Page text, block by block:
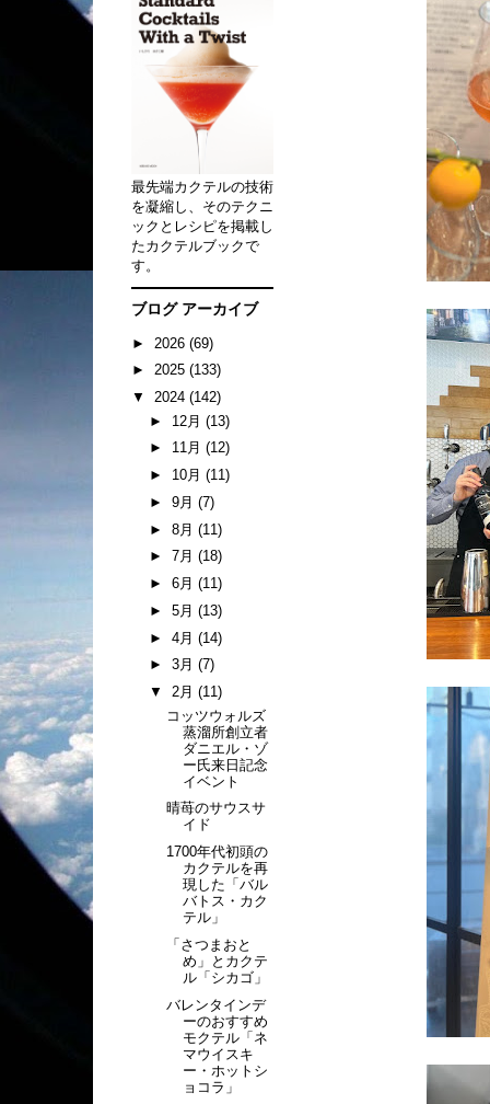
最先端カクテルの技術
を凝縮し、そのテクニ
ックとレシピを掲載し
たカクテルブックで
す。
ブログ アーカイブ
► 2026 (69)
► 2025 (133)
▼ 2024 (142)
► 12月 (13)
► 11月 (12)
► 10月 (11)
► 9月 (7)
► 8月 (11)
► 7月 (18)
► 6月 (11)
► 5月 (13)
► 4月 (14)
► 3月 (7)
▼ 2月 (11)
コッツウォルズ
蒸溜所創立者
ダニエル・ゾ
ー氏来日記念
イベント
晴苺のサウスサ
イド
1700年代初頭の
カクテルを再
現した「バル
バトス・カク
テル」
「さつまおと
め」とカクテ
ル「シカゴ」
バレンタインデ
ーのおすすめ
モクテル「ネ
マウイスキ
ー・ホットシ
ョコラ」